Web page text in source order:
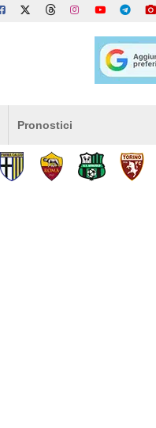
Pronostici